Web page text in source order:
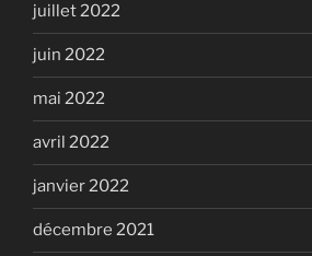
juillet 2022
juin 2022
mai 2022
avril 2022
janvier 2022
décembre 2021